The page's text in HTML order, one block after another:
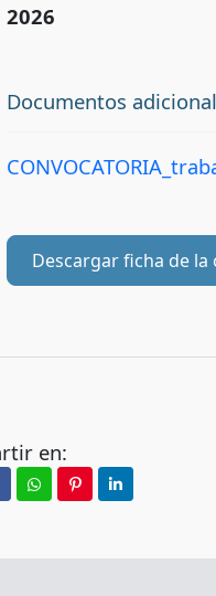
2026
Documentos
Descargar ficha de
en: